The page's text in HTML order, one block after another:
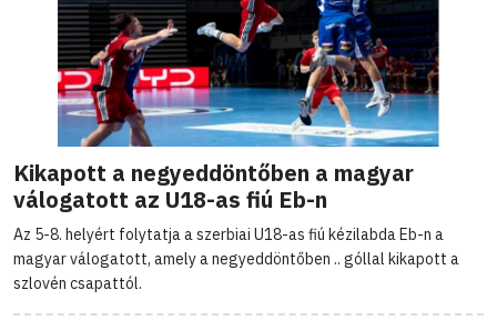
Kikapott a negyeddöntőben a magyar
válogatott az U18-as fiú Eb-n
Az 5-8. helyért folytatja a szerbiai U18-as fiú kézilabda Eb-n a
magyar válogatott, amely a negyeddöntőben .. góllal kikapott a
szlovén csapattól.